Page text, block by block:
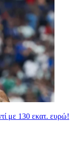
με 130 εκατ. ευρώ!